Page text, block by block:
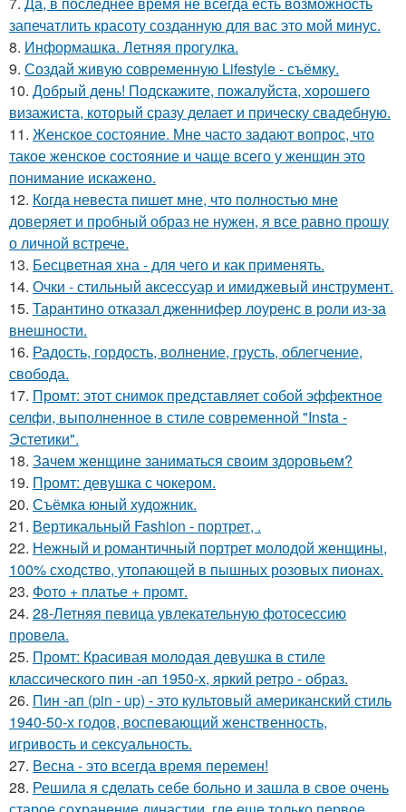
запечатлить красоту созданную для вас это мой минус.
8. Информашка. Летняя прогулка.
9. Создай живую современную Lifestyle - съёмку.
10. Добрый день! Подскажите, пожалуйста, хорошего
визажиста, который сразу делает и прическу свадебную.
11. Женское состояние. Мне часто задают вопрос, что
такое женское состояние и чаще всего у женщин это
понимание искажено.
12. Когда невеста пишет мне, что полностью мне
доверяет и пробный образ не нужен, я все равно прошу
о личной встрече.
13. Бесцветная хна - для чего и как применять.
14. Очки - стильный аксессуар и имиджевый инструмент.
15. Тарантино отказал дженнифер лоуренс в роли из-за
внешности.
16. Радость, гордость, волнение, грусть, облегчение,
свобода.
17. Промт: этот снимок представляет собой эффектное
селфи, выполненное в стиле современной "Insta -
Эстетики".
18. Зачем женщине заниматься своим здоровьем?
19. Промт: девушка с чокером.
20. Съёмка юный художник.
21. Вертикальный Fashion - портрет, .
22. Нежный и романтичный портрет молодой женщины,
100% сходство, утопающей в пышных розовых пионах.
23. Фото + платье + промт.
24. 28-Летняя певица увлекательную фотосессию
провела.
25. Промт: Красивая молодая девушка в стиле
классического пин -ап 1950-х, яркий ретро - образ.
26. Пин -ап (pin - up) - это культовый американский стиль
1940-50-х годов, воспевающий женственность,
игривость и сексуальность.
27. Весна - это всегда время перемен!
28. Решила я сделать себе больно и зашла в свое очень